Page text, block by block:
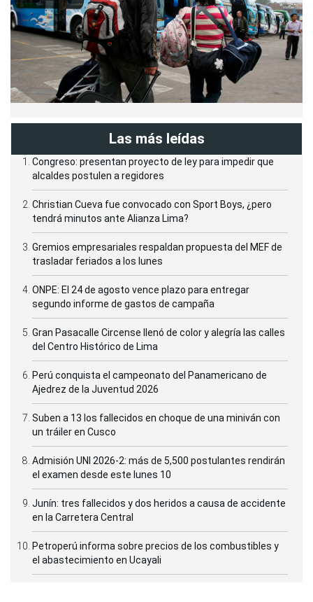
Las más leídas
Congreso: presentan proyecto de ley para impedir que
alcaldes postulen a regidores
Christian Cueva fue convocado con Sport Boys, ¿pero
tendrá minutos ante Alianza Lima?
Gremios empresariales respaldan propuesta del MEF de
trasladar feriados a los lunes
ONPE: El 24 de agosto vence plazo para entregar
segundo informe de gastos de campaña
Gran Pasacalle Circense llenó de color y alegría las calles
del Centro Histórico de Lima
Perú conquista el campeonato del Panamericano de
Ajedrez de la Juventud 2026
Suben a 13 los fallecidos en choque de una miniván con
un tráiler en Cusco
Admisión UNI 2026-2: más de 5,500 postulantes rendirán
el examen desde este lunes 10
Junín: tres fallecidos y dos heridos a causa de accidente
en la Carretera Central
Petroperú informa sobre precios de los combustibles y
el abastecimiento en Ucayali